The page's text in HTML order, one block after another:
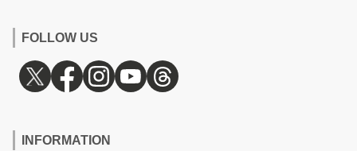
FOLLOW US
INFORMATION